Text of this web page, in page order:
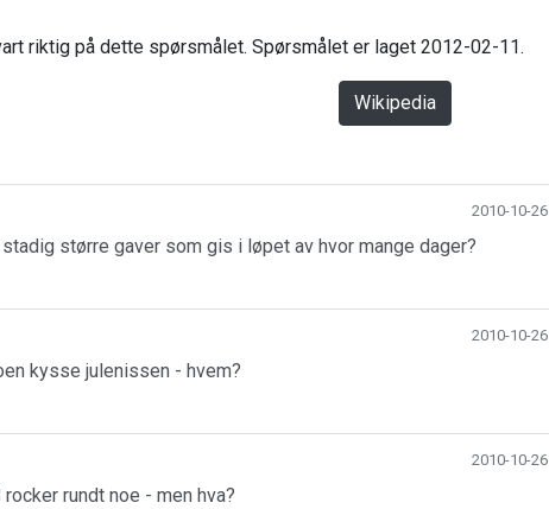
riktig på dette spørsmålet. Spørsmålet er laget 2012-02-11.
Wikipedia
2010-10-26
større gaver som gis i løpet av hvor mange dager?
2010-10-26
kysse julenissen - hvem?
2010-10-26
rundt noe - men hva?